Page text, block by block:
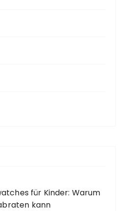
für Kinder: Warum
kann